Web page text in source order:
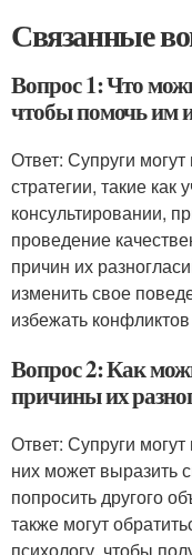
Связанные
Вопрос 1: Что
чтобы помочь им
Ответ: Супруги
стратегии, такие как
консультировании,
проведение
причин их
изменить свое
избежать
Вопрос 2: Как
причины их
Ответ: Супруги
них может выразить
попросить другого
также могут